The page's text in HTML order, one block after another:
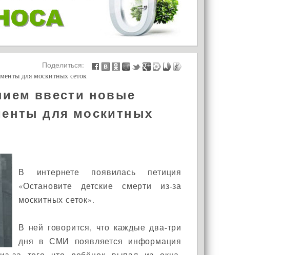
БАЛКОНЫ И
ЛОДЖИИ
Поделиться:
для москитных сеток
ввести новые
для москитных
В интернете появилась петиция
«Остановите детские смерти из-за
москитных сеток».
В ней говорится, что каждые два-три
дня в СМИ появляется информация